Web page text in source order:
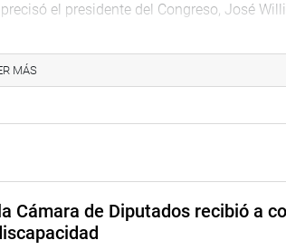
el presidente del Congreso, José
expediente/2021/5371
MÁS
Cámara de Diputados recibió a